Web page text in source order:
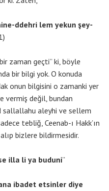
ddehri lem yekun şey-
zaman geçti” ki, böyle
bir bilgi yok. O konuda
onun bilgisini o zamanki yer
vermiş değil, bundan
sallallahu aleyhi ve sellem
tebliğ, Ceenab-ı Hakk’ın
alıp bizlere bildirmesidir.
illa li ya buduni”
ibadet etsinler diye